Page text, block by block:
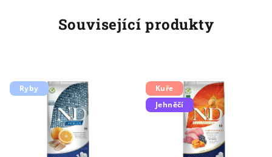
Související produkty
Ryby
Kuře
Jehněčí